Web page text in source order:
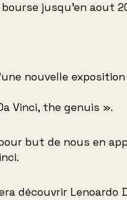
bourse jusqu’en aout
nouvelle
Vinci, the genuis ».
but de nous en
découvrir Lenoardo